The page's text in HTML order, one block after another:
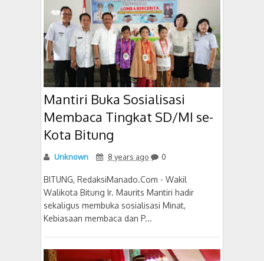
Mantiri Buka Sosialisasi
Membaca Tingkat SD/MI se-
Kota Bitung
Unknown 8 years ago 0
BITUNG, RedaksiManado.Com - Wakil
Walikota Bitung Ir. Maurits Mantiri hadir
sekaligus membuka sosialisasi Minat,
Kebiasaan membaca dan P...